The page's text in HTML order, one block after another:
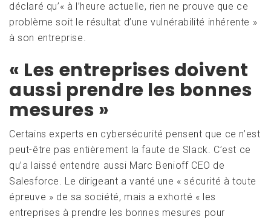
déclaré qu’« à l’heure actuelle, rien ne prouve que ce
problème soit le résultat d’une vulnérabilité inhérente »
à son entreprise.
« Les entreprises doivent
aussi prendre les bonnes
mesures »
Certains experts en cybersécurité pensent que ce n’est
peut-être pas entièrement la faute de Slack. C’est ce
qu’a laissé entendre aussi Marc Benioff CEO de
Salesforce. Le dirigeant a vanté une « sécurité à toute
épreuve » de sa société, mais a exhorté « les
entreprises à prendre les bonnes mesures pour